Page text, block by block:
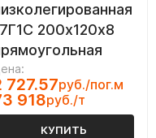
200х120х8
727.57руб./пог.м
918руб./т
КУПИТЬ